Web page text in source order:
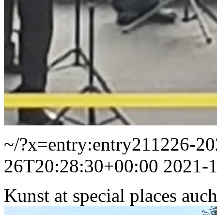
~/?x=entry:entry211226-
26T20:28:30+00:00 2021-
Kunst at special places